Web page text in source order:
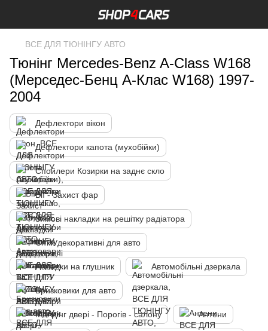
ВСЕ ДЛЯ ТЮНІНГУ АВТО
Тюнінг Mercedes-Benz A-Class W168
(Мерседес-Бенц A-Клас W168) 1997-
2004
Дефлектори вікон
Дефлектори капота (мухобійки)
Спойлери Козирки на заднє скло
Вії - Захист фар
Зимові накладки на решітку радіатора
Сітки декоративні для авто
Насадки на глушник Автомобільні дзеркала
Бризковики для авто
Молдінг двері - Порогів - салону Антени